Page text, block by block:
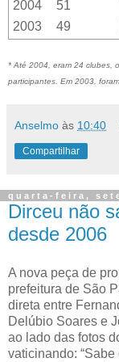
2004
51
2003
49
* Até 2004, eram 24 clubes,
participantes. Em 2003,
Anselmo às 10:40
Compartilhar
quarta-feira,
Dirceu não
desde 2006
A nova peça de
prefeitura de São
direta entre
Delúbio Soares e
ao lado das fotos
vaticinando: